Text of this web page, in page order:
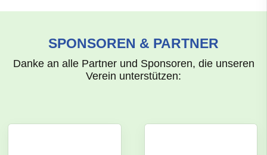
SPONSOREN & PARTNER
Danke an alle Partner und Sponsoren, die unseren
Verein unterstützen: